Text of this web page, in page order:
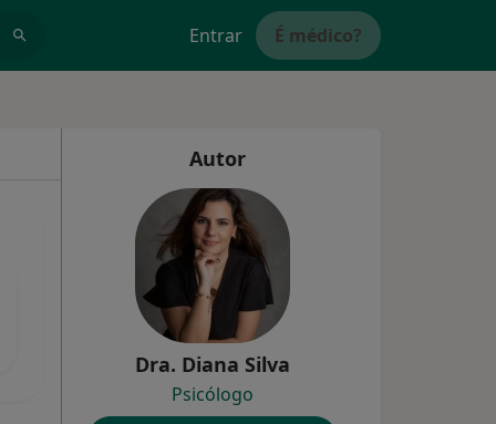
Entrar É médico?
Autor
Dra. Diana Silva
Psicólogo